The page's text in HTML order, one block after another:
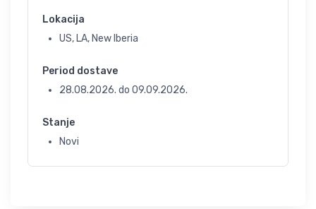
Lokacija
US, LA, New Iberia
Period dostave
28.08.2026. do 09.09.2026.
Stanje
Novi